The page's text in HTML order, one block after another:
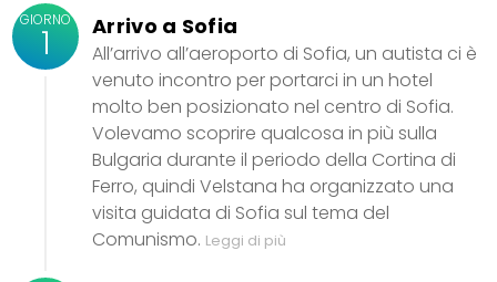
GIORNO
1 Arrivo a Sofia
All’arrivo all’aeroporto di Sofia, un autista ci è
venuto incontro per portarci in un hotel
molto ben posizionato nel centro di Sofia.
Volevamo scoprire qualcosa in più sulla
Bulgaria durante il periodo della Cortina di
Ferro, quindi Velstana ha organizzato una
visita guidata di Sofia sul tema del
Comunismo. Leggi di più